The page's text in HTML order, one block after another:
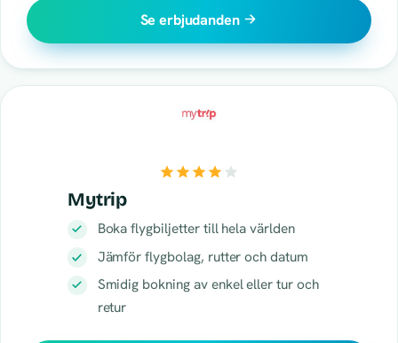
Se erbjudanden
Mytrip
Boka flygbiljetter till hela världen
Jämför flygbolag, rutter och datum
Smidig bokning av enkel eller tur och
retur